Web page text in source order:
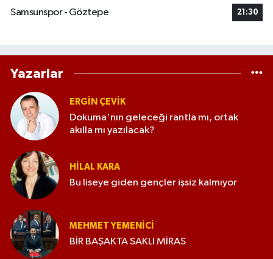
Samsunspor - Göztepe
21:30
Yazarlar
ERGIN ÇEVİK
Dokuma'nın geleceği rantla mı, ortak
akılla mı yazılacak?
HILAL KARA
Bu liseye giden gençler işsiz kalmıyor
MEHMET YEMENICI
BİR BAŞAKTA SAKLI MİRAS